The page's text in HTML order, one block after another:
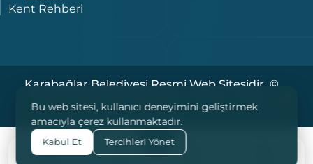
Kent Rehberi
Karabağlar Belediyesi Resmi Web Sitesidir. ©
Yasal Notlar
Bu web sitesi, kullanıcı deneyimini geliştirmek
amacıyla çerez kullanmaktadır.
Kabul Et Tercihleri Yönet